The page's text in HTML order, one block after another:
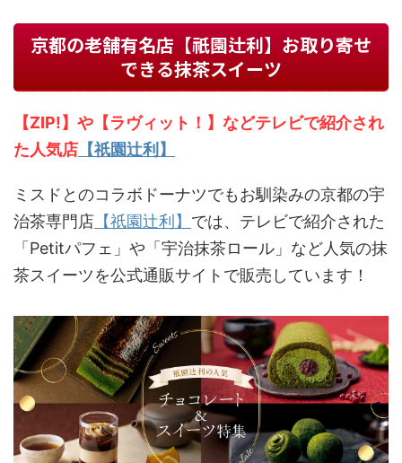
京都の老舗有名店【祇園辻利】お取り寄せ
できる抹茶スイーツ
【ZIP!】や【ラヴィット！】などテレビで紹介され
た人気店 【祇園辻利】
ミスドとのコラボドーナツでもお馴染みの京都の宇
治茶専門店 【祇園辻利】 では、テレビで紹介された
「Petitパフェ」や「宇治抹茶ロール」など人気の抹
茶スイーツを公式通販サイトで販売しています！